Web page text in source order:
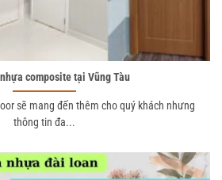
composite tại Vũng Tàu
sẽ mang đến thêm cho quý khách nhưng
thông tin đa...